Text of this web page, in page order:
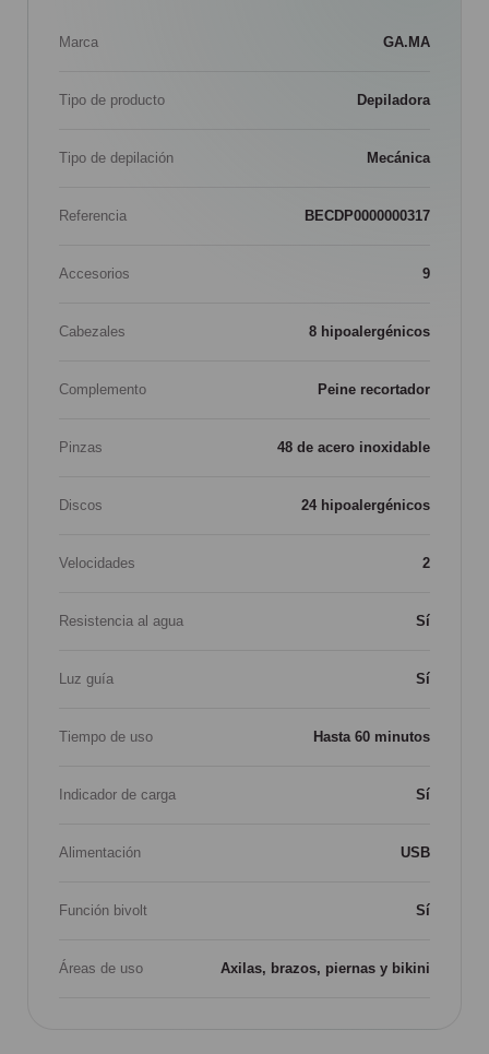
Marca GA.MA
Tipo de producto Depiladora
Tipo de depilación Mecánica
Referencia BECDP0000000317
Accesorios 9
Cabezales 8 hipoalergénicos
Complemento Peine recortador
Pinzas 48 de acero inoxidable
Discos 24 hipoalergénicos
Velocidades 2
Resistencia al agua Sí
Luz guía Sí
Tiempo de uso Hasta 60 minutos
Indicador de carga Sí
Alimentación USB
Función bivolt Sí
Áreas de uso Axilas, brazos, piernas y bikini